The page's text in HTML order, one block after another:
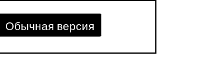
Обычная версия